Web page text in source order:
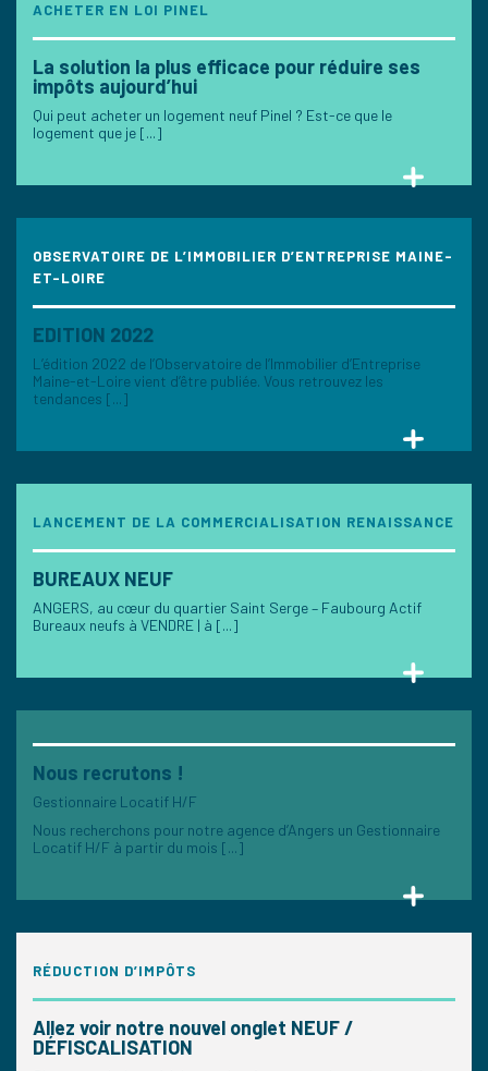
ACHETER EN LOI PINEL
La solution la plus efficace pour réduire ses
impôts aujourd’hui
Qui peut acheter un logement neuf Pinel ? Est-ce que le
logement que je [...]
OBSERVATOIRE DE L’IMMOBILIER D’ENTREPRISE MAINE-
ET-LOIRE
EDITION 2022
L’édition 2022 de l’Observatoire de l’Immobilier d’Entreprise
Maine-et-Loire vient d’être publiée. Vous retrouvez les
tendances [...]
LANCEMENT DE LA COMMERCIALISATION RENAISSANCE
BUREAUX NEUF
ANGERS, au cœur du quartier Saint Serge – Faubourg Actif
Bureaux neufs à VENDRE | à [...]
Nous recrutons !
Gestionnaire Locatif H/F
Nous recherchons pour notre agence d’Angers un Gestionnaire
Locatif H/F à partir du mois [...]
RÉDUCTION D’IMPÔTS
Allez voir notre nouvel onglet NEUF /
DÉFISCALISATION